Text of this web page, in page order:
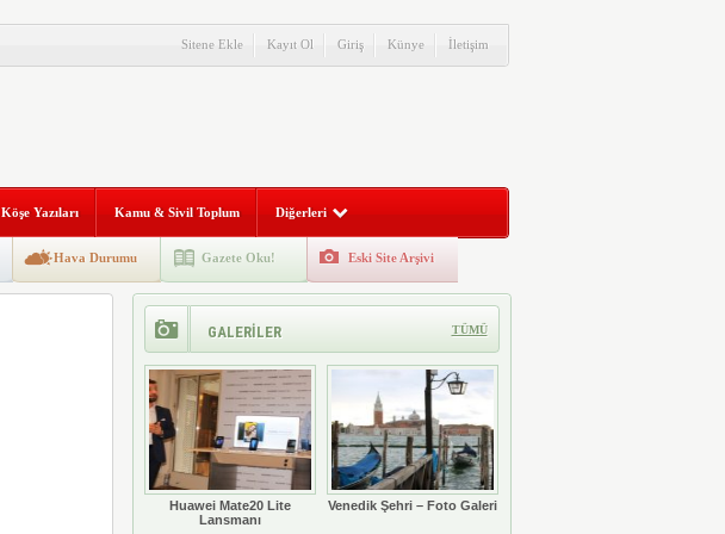
Sitene Ekle Kayıt Ol Giriş Künye İletişim
Köşe Yazıları Kamu & Sivil Toplum Diğerleri
Hava Durumu Gazete Oku! Eski Site Arşivi
GALERİLER TÜMÜ
Huawei Mate20 Lite
Lansmanı
Venedik Şehri – Foto Galeri